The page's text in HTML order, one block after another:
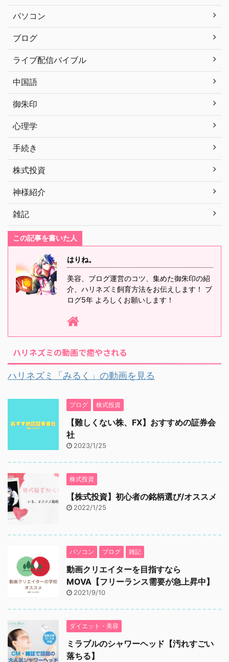
パソコン
ブログ
ライブ配信バイブル
中国語
御朱印
心理学
手続き
株式投資
神様紹介
雑記
この記事を書いた人
はりね。
美容、ブログ運営のコツ、集めた御朱印の紹
介、ハリネズミ飼育方法をお伝えします！ ブ
ログ5年 よろしくお願いします！
ハリネズミの動画で癒やされる
ハリネズミ「みるく」の動画を見る
ブログ 株式投資
【難しくない株、FX】おすすめの証券会
社
2023/1/25
株式投資
【株式投資】初心者の銘柄選び/オススメ
2022/1/25
パソコン ブログ 雑記
動画クリエイターを目指すなら
MOVA【フリーランス需要が急上昇中】
2021/9/10
ダイエット・美容
ミラブルのシャワーヘッド【汚れすごい
落ちる】